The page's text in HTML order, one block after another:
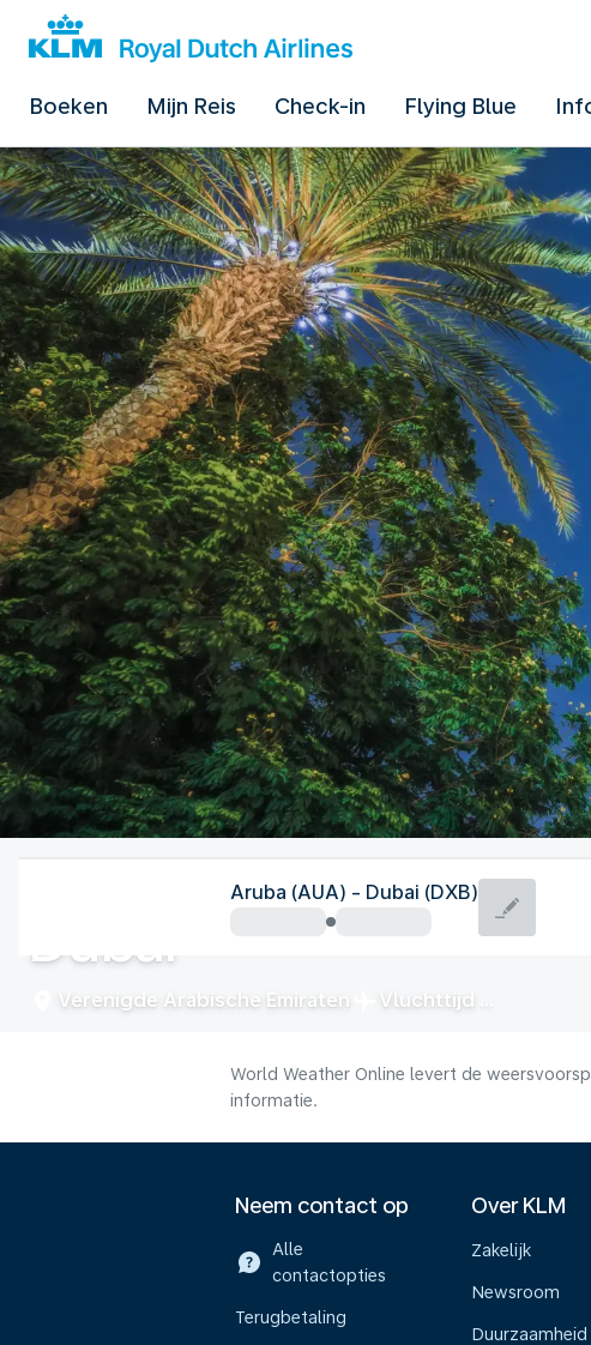
Boeken Mijn Reis Check-in Flying Blue
Verenigde Arabische Emiraten
Dubai
Verenigde Arabische Emiraten Vluchttijd
Aruba (AUA) - Dubai (DXB)
World Weather Online levert de
informatie.
Neem contact op
Alle
contactopties
Terugbetaling
Over KLM
Zakelijk
Newsroom
Duurzaamheid